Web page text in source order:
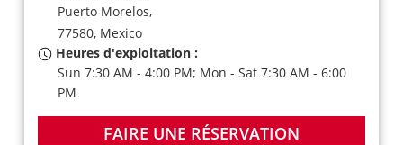
Puerto Morelos,
77580, Mexico
Heures d'exploitation :
Sun 7:30 AM - 4:00 PM; Mon - Sat 7:30 AM - 6:00
PM
FAIRE UNE RÉSERVATION